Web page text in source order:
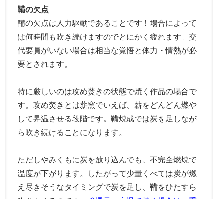
鞴の欠点
鞴の欠点は人力駆動であることです！場合によって
は何時間も吹き続けますのでとにかく疲れます。交
代要員がいない場合は相当な覚悟と体力・情熱が必
要とされます。
特に厳しいのは攻め焚きの状態で焼く作品の場合で
す。攻め焚きとは薪窯でいえば、薪をどんどん燃や
して昇温させる段階です。鞴焼成では炭を足しなが
ら吹き続けることになります。
ただしやみくもに炭を放り込んでも、不完全燃焼で
温度が下がります。したがって少量くべては炭が燃
え尽きそうなタイミングで炭を足し、鞴をひたすら